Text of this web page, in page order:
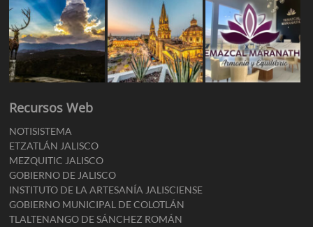
Recursos Web
NOTISISTEMA
ETZATLÁN JALISCO
MEZQUITIC JALISCO
GOBIERNO DE JALISCO
INSTITUTO DE LA ARTESANÍA JALISCIENSE
GOBIERNO MUNICIPAL DE COLOTLÁN
TLALTENANGO DE SÁNCHEZ ROMÁN